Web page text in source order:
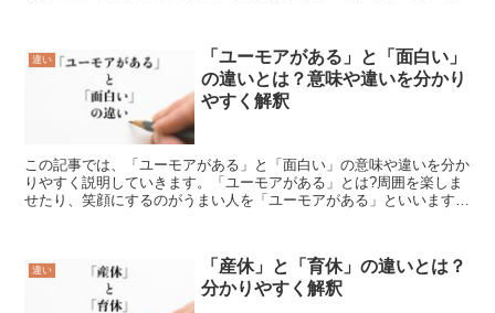
違い
「ユーモアがある」と「面白い」
の違いとは？意味や違いを分かり
やすく解釈
この記事では、「ユーモアがある」と「面白い」の意味や違いを分か
りやすく説明していきます。「ユーモアがある」とは?周囲を楽しま
せたり、笑顔にするのがうまい人を「ユーモアがある」といいます。
違い
「産休」と「育休」の違いとは？
分かりやすく解釈